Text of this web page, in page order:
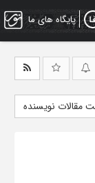
پایگاه های ما
مقالات نویسنده